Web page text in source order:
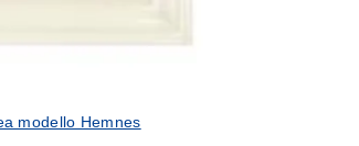
modello Hemnes